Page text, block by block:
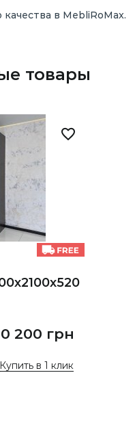
в MebliRoMax.
товары
200 грн
Купить в 1 клик